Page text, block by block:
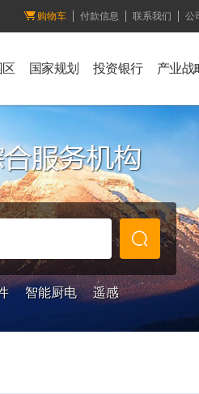
购物车 付款信息 联系我们 公
区 国家规划 投资银行 产业战
智能厨电 遥感